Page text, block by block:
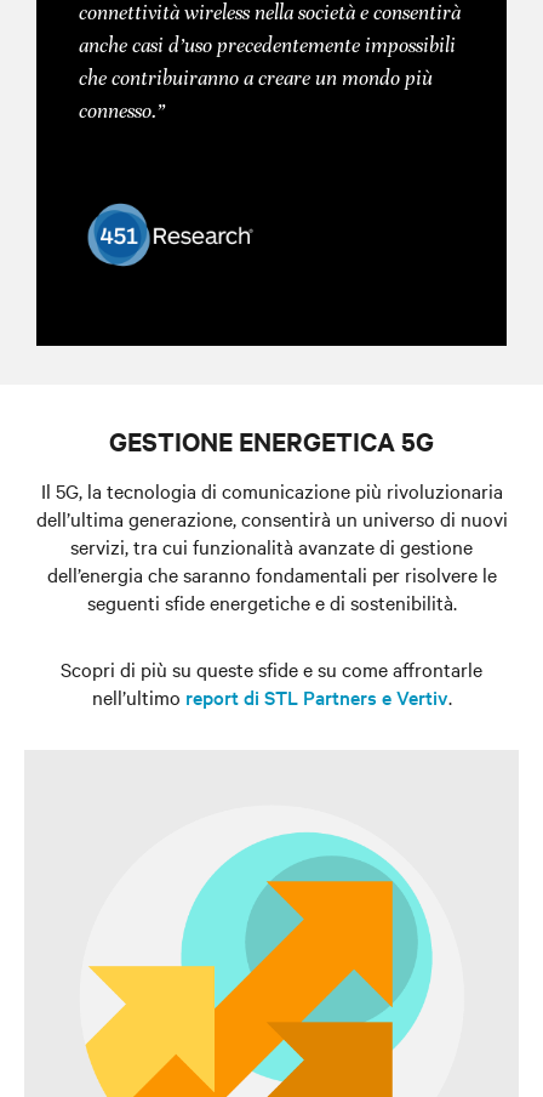
connettività wireless nella società e consentirà
anche casi d’uso precedentemente impossibili
che contribuiranno a creare un mondo più
connesso.”
GESTIONE ENERGETICA 5G
Il 5G, la tecnologia di comunicazione più rivoluzionaria
dell’ultima generazione, consentirà un universo di nuovi
servizi, tra cui funzionalità avanzate di gestione
dell’energia che saranno fondamentali per risolvere le
seguenti sfide energetiche e di sostenibilità.
Scopri di più su queste sfide e su come affrontarle
nell’ultimo report di STL Partners e Vertiv.